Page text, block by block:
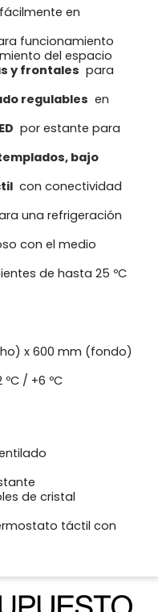
en
funcionamiento
del espacio
y frontales para
regulables en
por estante para
bajo
con conectividad
una refrigeración
con el medio
de hasta 25 ºC
x 600 mm (fondo)
ºC / +6 ºC
de cristal
táctil con